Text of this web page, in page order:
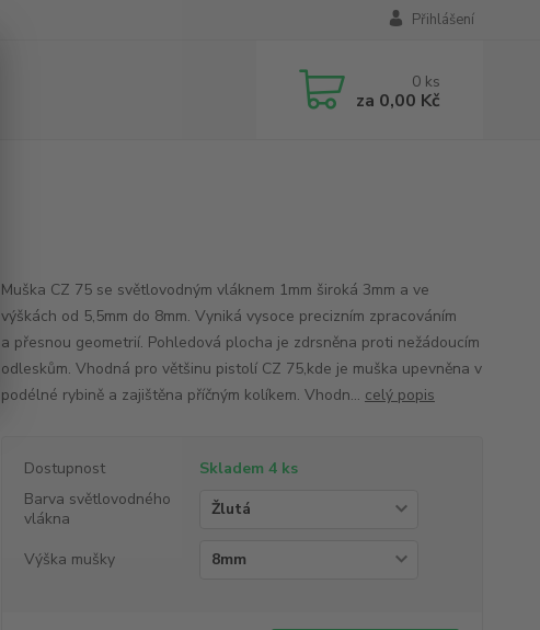
Přihlášení
0 ks
za 0,00 Kč
Muška CZ 75 se světlovodným vláknem 1mm široká 3mm a ve
výškách od 5,5mm do 8mm. Vyniká vysoce precizním zpracováním
a přesnou geometrií. Pohledová plocha je zdrsněna proti nežádoucím
odleskům. Vhodná pro většinu pistolí CZ 75,kde je muška upevněna v
podélné rybině a zajištěna příčným kolíkem. Vhodn... celý popis
Dostupnost
Skladem 4 ks
Barva světlovodného
vlákna
Výška mušky